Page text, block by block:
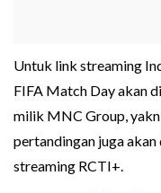
Untuk link streaming
FIFA Match Day akan
milik MNC Group,
pertandingan juga
streaming RCTI+.